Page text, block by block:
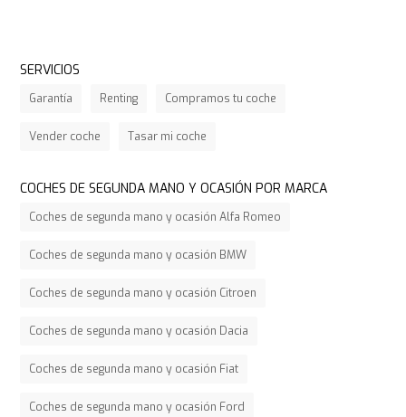
SERVICIOS
Garantía Renting Compramos tu coche
Vender coche Tasar mi coche
COCHES DE SEGUNDA MANO Y OCASIÓN POR MARCA
Coches de segunda mano y ocasión Alfa Romeo
Coches de segunda mano y ocasión BMW
Coches de segunda mano y ocasión Citroen
Coches de segunda mano y ocasión Dacia
Coches de segunda mano y ocasión Fiat
Coches de segunda mano y ocasión Ford